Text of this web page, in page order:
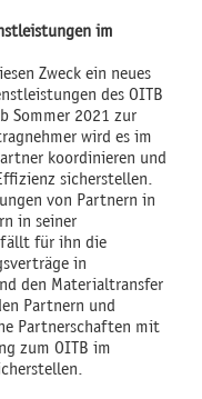
im
Zweck ein neues
des OITB
Sommer 2021 zur
wird es im
koordinieren und
sicherstellen.
von Partnern in
in seiner
für ihn die
in
den Materialtransfer
Partnern und
Partnerschaften mit
zum OITB im